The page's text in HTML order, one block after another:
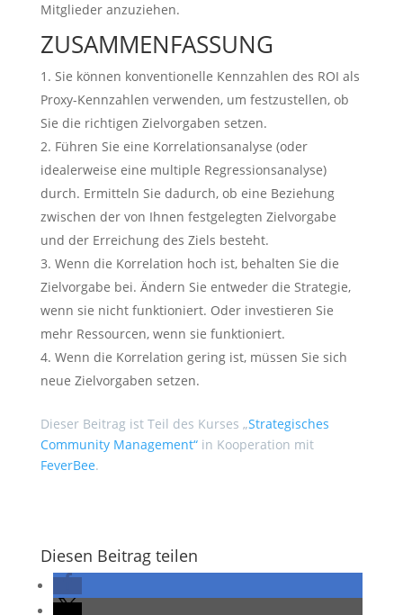
Mitglieder anzuziehen.
ZUSAMMENFASSUNG
Sie können konventionelle Kennzahlen des ROI als
Proxy-Kennzahlen verwenden, um festzustellen, ob
Sie die richtigen Zielvorgaben setzen.
Führen Sie eine Korrelationsanalyse (oder
idealerweise eine multiple Regressionsanalyse)
durch. Ermitteln Sie dadurch, ob eine Beziehung
zwischen der von Ihnen festgelegten Zielvorgabe
und der Erreichung des Ziels besteht.
Wenn die Korrelation hoch ist, behalten Sie die
Zielvorgabe bei. Ändern Sie entweder die Strategie,
wenn sie nicht funktioniert. Oder investieren Sie
mehr Ressourcen, wenn sie funktioniert.
Wenn die Korrelation gering ist, müssen Sie sich
neue Zielvorgaben setzen.
Dieser Beitrag ist Teil des Kurses „Strategisches
Community Management“in Kooperation mit
FeverBee.
Diesen Beitrag teilen